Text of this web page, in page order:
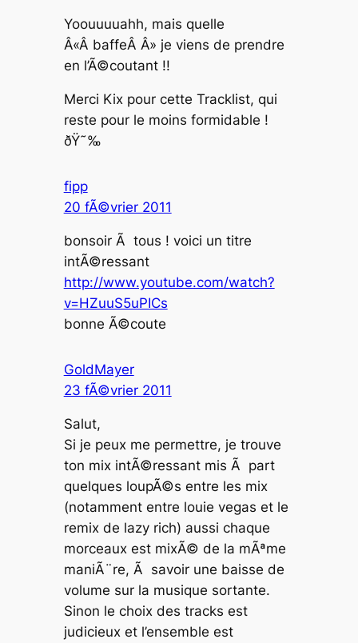
Yoouuuuahh, mais quelle
Â«Â baffeÂ Â» je viens de prendre
en l’Ã©coutant !!
Merci Kix pour cette Tracklist, qui
reste pour le moins formidable !
ðŸ˜‰
fipp
20 fÃ©vrier 2011
bonsoir Ã tous ! voici un titre
intÃ©ressant
http://www.youtube.com/watch?
v=HZuuS5uPICs
bonne Ã©coute
GoldMayer
23 fÃ©vrier 2011
Salut,
Si je peux me permettre, je trouve
ton mix intÃ©ressant mis Ã part
quelques loupÃ©s entre les mix
(notamment entre louie vegas et le
remix de lazy rich) aussi chaque
morceaux est mixÃ© de la mÃªme
maniÃ¨re, Ã savoir une baisse de
volume sur la musique sortante.
Sinon le choix des tracks est
judicieux et l’ensemble est